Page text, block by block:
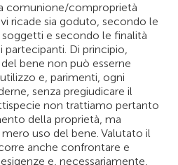
comunione/comproprietà
ricade sia goduto, secondo le
e secondo le finalità
Di principio,
bene non può esserne
e, parimenti, ogni
senza pregiudicare il
non trattiamo pertanto
della proprietà, ma
uso del bene. Valutato il
anche confrontare e
e, necessariamente,